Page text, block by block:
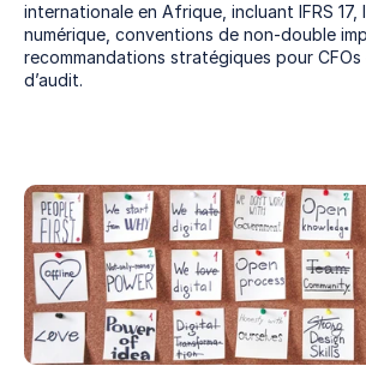
internationale en Afrique, incluant IFRS 17,
numérique, conventions de non-double
recommandations stratégiques pour
d’audit.